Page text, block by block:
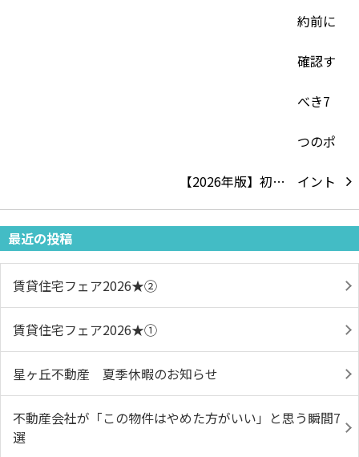
【2026年版】初…
最近の投稿
賃貸住宅フェア2026★➁
賃貸住宅フェア2026★①
星ヶ丘不動産 夏季休暇のお知らせ
不動産会社が「この物件はやめた方がいい」と思う瞬間7
選